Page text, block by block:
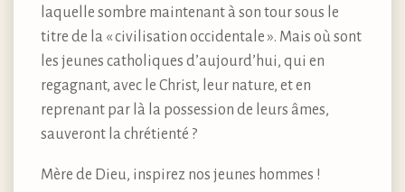
laquelle sombre maintenant à son tour sous le
titre de la « civilisation occidentale ». Mais où sont
les jeunes catholiques d’aujourd’hui, qui en
regagnant, avec le Christ, leur nature, et en
reprenant par là la possession de leurs âmes,
sauveront la chrétienté ?
Mère de Dieu, inspirez nos jeunes hommes !